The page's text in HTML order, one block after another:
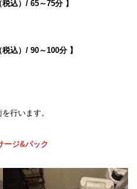
込）/ 65～75分 】
込）/ 90～100分 】
行います。
ージ&パック